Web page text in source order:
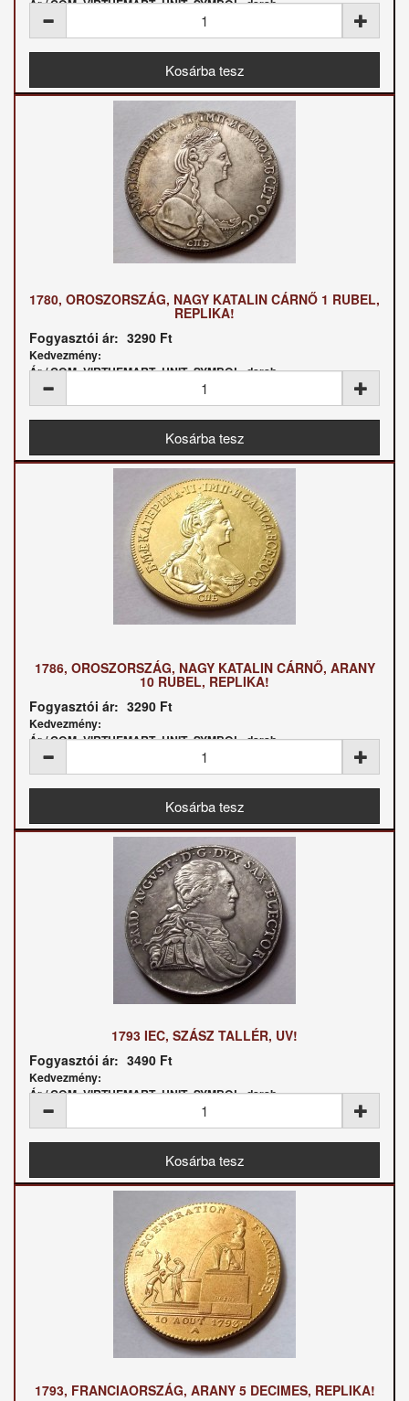
1780, OROSZORSZÁG, NAGY KATALIN CÁRNŐ 1 RUBEL,
REPLIKA!
Fogyasztói ár: 3290 Ft
Kedvezmény:
Ár / COM_VIRTUEMART_UNIT_SYMBOL_darab:
1786, OROSZORSZÁG, NAGY KATALIN CÁRNŐ, ARANY
10 RUBEL, REPLIKA!
Fogyasztói ár: 3290 Ft
Kedvezmény:
Ár / COM_VIRTUEMART_UNIT_SYMBOL_darab:
1793 IEC, SZÁSZ TALLÉR, UV!
Fogyasztói ár: 3490 Ft
Kedvezmény:
Ár / COM_VIRTUEMART_UNIT_SYMBOL_darab:
1793, FRANCIAORSZÁG, ARANY 5 DECIMES, REPLIKA!